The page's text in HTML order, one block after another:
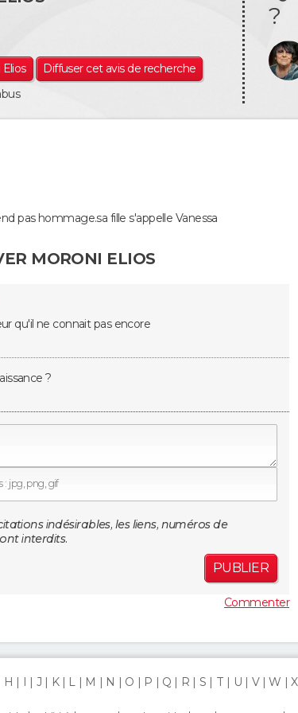
Diffuser cet avis de recherche
?
pas hommage.sa fille s'appelle Vanessa
MORONI ELIOS
qu'il ne connait pas encore
?
: jpg, png, gif
indésirables, les liens, numéros de
interdits.
PUBLIER
Commenter
H I J K L M N O P Q R S T U V W X